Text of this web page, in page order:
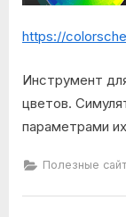
https://
Инструмент
цветов.
параметрами
Полезные